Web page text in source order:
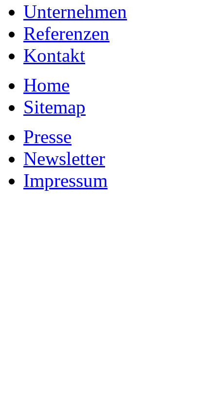
Unternehmen
Referenzen
Kontakt
Home
Sitemap
Presse
Newsletter
Impressum